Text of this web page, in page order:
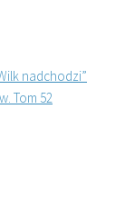
nadchodzi”
Tom 52